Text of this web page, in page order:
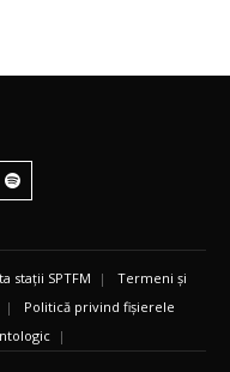
stații SPTFM | Termeni și
| Politică privind fișierele
|